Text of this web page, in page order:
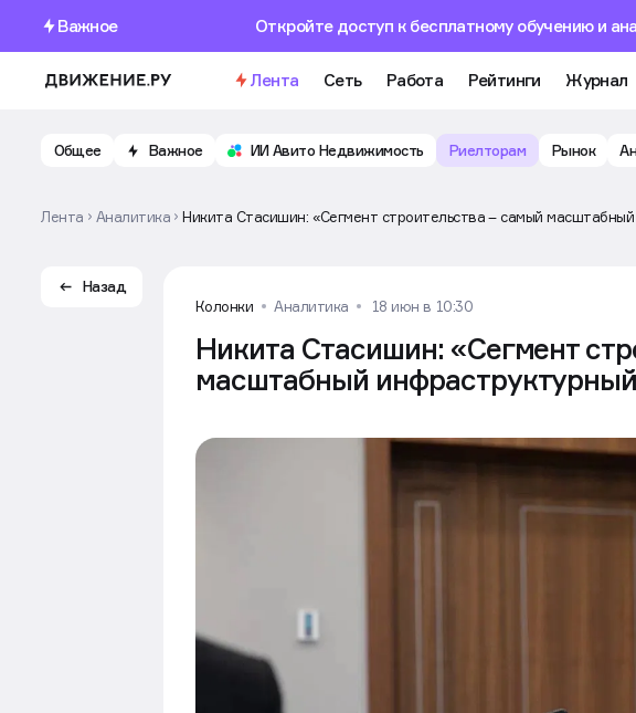
Важное Откройте доступ к бесплатному обучению и
Лента Сеть Работа Рейтинги Журнал
Общее Важное ИИ Авито Недвижимость Риелторам Рынок
Лента Аналитика Никита Стасишин: «Сегмент строительства – самый
Назад
Колонки
Аналитика 18 июн в 10:30
Никита Стасишин: «Сегмент
масштабный